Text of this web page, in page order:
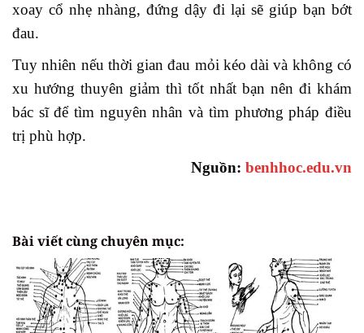
xoay cổ nhẹ nhàng, đứng dậy đi lại sẽ giúp bạn bớt
đau.
Tuy nhiên nếu thời gian đau mỏi kéo dài và không có
xu hướng thuyên giảm thì tốt nhất bạn nên đi khám
bác sĩ để tìm nguyên nhân và tìm phương pháp điều
trị phù hợp.
Nguồn: benhhoc.edu.vn
Bài viết cùng chuyên mục: